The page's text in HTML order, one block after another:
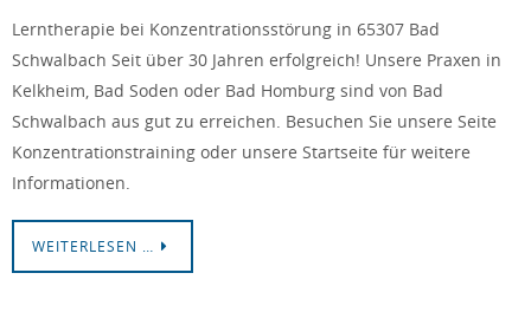
Lerntherapie bei Konzentrationsstörung in 65307 Bad
Schwalbach Seit über 30 Jahren erfolgreich! Unsere Praxen in
Kelkheim, Bad Soden oder Bad Homburg sind von Bad
Schwalbach aus gut zu erreichen. Besuchen Sie unsere Seite
Konzentrationstraining oder unsere Startseite für weitere
Informationen.
WEITERLESEN …